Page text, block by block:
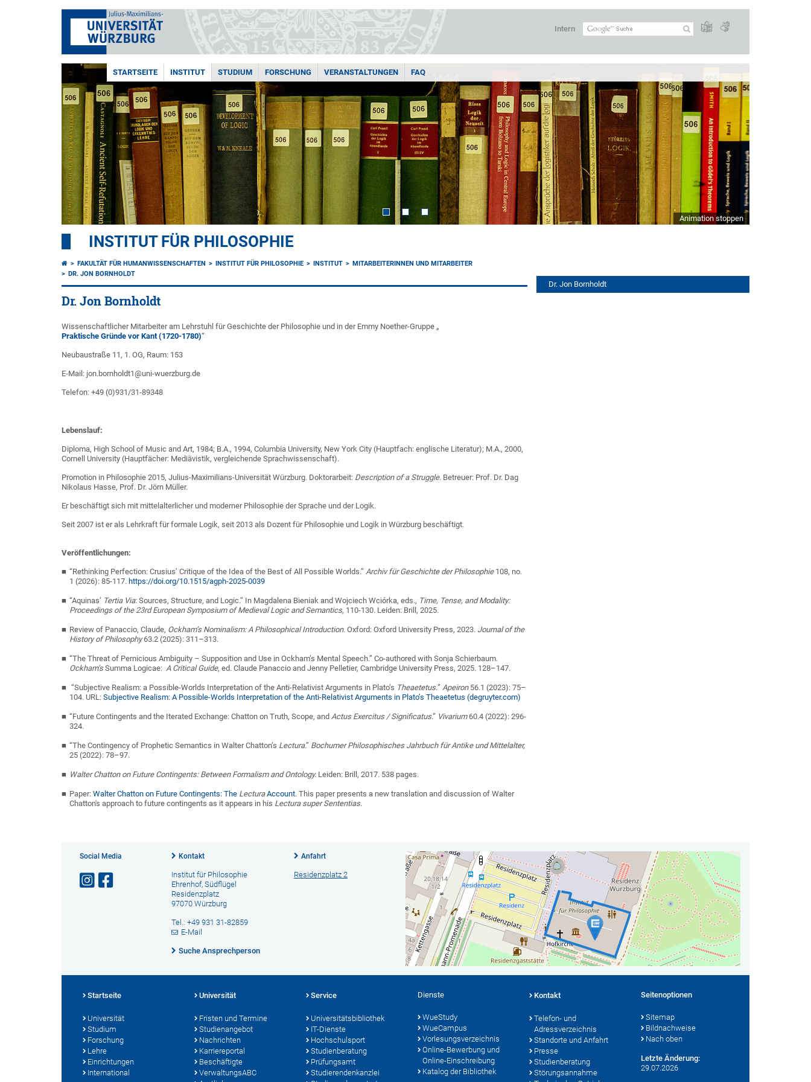
Intern
STARTSEITE INSTITUT STUDIUM FORSCHUNG VERANSTALTUNGEN FAQ
Animation stoppen
INSTITUT FÜR PHILOSOPHIE
FAKULTÄT FÜR HUMANWISSENSCHAFTEN INSTITUT FÜR PHILOSOPHIE INSTITUT
MITARBEITERINNEN UND MITARBEITER
DR. JON BORNHOLDT
Dr. Jon Bornholdt
Wissenschaftlicher Mitarbeiter am Lehrstuhl für Geschichte der Philosophie und in der Emmy Noether-Gruppe „
Praktische Gründe vor Kant (1720-1780)“
Neubaustraße 11, 1. OG, Raum: 153
E-Mail: jon.bornholdt1@uni-wuerzburg.de
Telefon: +49 (0)931/31-89348
Lebenslauf:
Diploma, High School of Music and Art, 1984; B.A., 1994, Columbia University, New York City (Hauptfach: englische Literatur); M.A., 2000,
Cornell University (Hauptfächer: Mediävistik, vergleichende Sprachwissenschaft).
Promotion in Philosophie 2015, Julius-Maximilians-Universität Würzburg. Doktorarbeit: Description of a Struggle. Betreuer: Prof. Dr. Dag
Nikolaus Hasse, Prof. Dr. Jörn Müller.
Er beschäftigt sich mit mittelalterlicher und moderner Philosophie der Sprache und der Logik.
Seit 2007 ist er als Lehrkraft für formale Logik, seit 2013 als Dozent für Philosophie und Logik in Würzburg beschäftigt.
Veröffentlichungen:
“Rethinking Perfection: Crusius’ Critique of the Idea of the Best of All Possible Worlds.” Archiv für Geschichte der Philosophie108, no.
1 (2026): 85-117. https://doi.org/10.1515/agph-2025-0039
“Aquinas’ Tertia Via: Sources, Structure, and Logic.” In Magdalena Bieniak and Wojciech Wciórka, eds., Time, Tense, and Modality:
Proceedings of the 23rd European Symposium of Medieval Logic and Semantics, 110-130. Leiden: Brill, 2025.
Review of Panaccio, Claude, Ockham’s Nominalism: A Philosophical Introduction. Oxford: Oxford University Press, 2023. Journal of the
History of Philosophy 63.2 (2025): 311–313.
“The Threat of Pernicious Ambiguity – Supposition and Use in Ockham’s Mental Speech.” Co-authored with Sonja Schierbaum.
Ockham’sSumma Logicae: A Critical Guide, ed. Claude Panaccio and Jenny Pelletier, Cambridge University Press, 2025. 128–147.
“Subjective Realism: a Possible-Worlds Interpretation of the Anti-Relativist Arguments in Plato’s Theaetetus.” Apeiron 56.1 (2023): 75–
104. URL: Subjective Realism: A Possible-Worlds Interpretation of the Anti-Relativist Arguments in Plato’s Theaetetus (degruyter.com)
“Future Contingents and the Iterated Exchange: Chatton on Truth, Scope, and Actus Exercitus / Significatus.” Vivarium60.4 (2022): 296-
324.
“The Contingency of Prophetic Semantics in Walter Chatton’s Lectura.” Bochumer Philosophisches Jahrbuch für Antike und Mittelalter,
25 (2022): 78–97.
Walter Chatton on Future Contingents: Between Formalism and Ontology. Leiden: Brill, 2017. 538 pages.
Paper: Walter Chatton on Future Contingents: The LecturaAccount. This paper presents a new translation and discussion of Walter
Chatton's approach to future contingents as it appears in his Lectura super Sententias.
Dr. Jon Bornholdt
Social Media Kontakt
Institut für Philosophie
Ehrenhof, Südflügel
Residenzplatz
97070 Würzburg
Tel.: +49 931 31-82859
E-Mail
Suche Ansprechperson
Anfahrt
Residenzplatz 2
Startseite
Universität
Studium
Forschung
Lehre
Einrichtungen
International
Universität
Fristen und Termine
Studienangebot
Nachrichten
Karriereportal
Beschäftigte
VerwaltungsABC
Service
Universitätsbibliothek
IT-Dienste
Hochschulsport
Studienberatung
Prüfungsamt
Studierendenkanzlei
Dienste
WueStudy
WueCampus
Vorlesungsverzeichnis
Online-Bewerbung und
Online-Einschreibung
Katalog der Bibliothek
Kontakt
Telefon- und
Adressverzeichnis
Standorte und Anfahrt
Presse
Studienberatung
Störungsannahme
Seitenoptionen
Sitemap
Bildnachweise
Nach oben
Letzte Änderung:
29.07.2026